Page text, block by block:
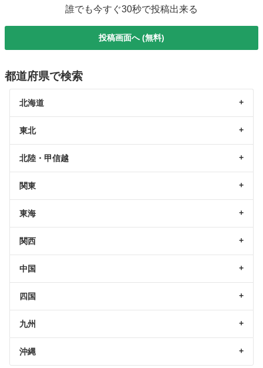
誰でも今すぐ30秒で投稿出来る
投稿画面へ (無料)
都道府県で検索
北海道
東北
北陸・甲信越
関東
東海
関西
中国
四国
九州
沖縄